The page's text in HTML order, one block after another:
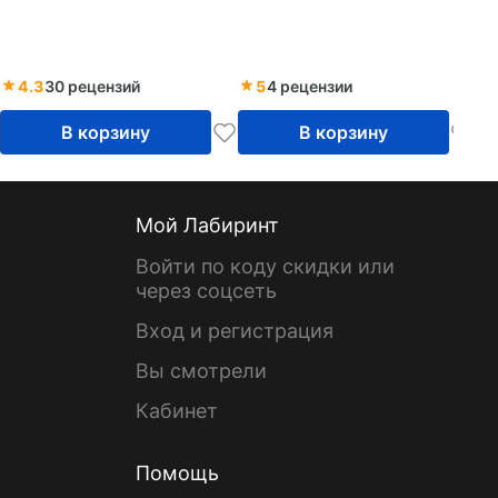
4.330 рецензий
В корзину
54 рецензии
В корзину
Мой Лабиринт
Войти по коду скидки или
через соцсеть
Вход и регистрация
Вы смотрели
Кабинет
Помощь